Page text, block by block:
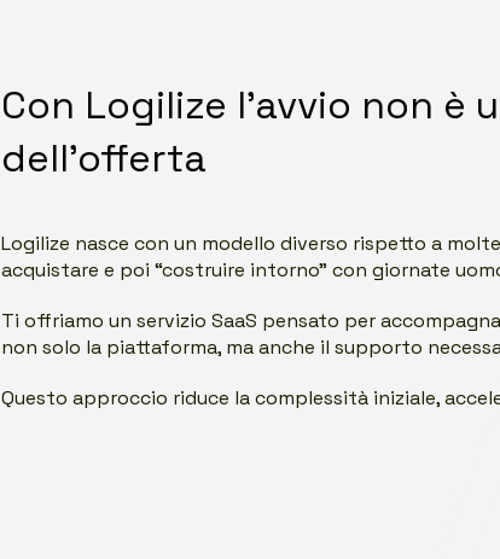
Con Logilize l’avvio non
dell’offerta
Logilize nasce con un modello diverso rispetto a
acquistare e poi “costruire intorno” con giornate
Ti offriamo un servizio SaaS pensato per
non solo la piattaforma, ma anche il supporto
Questo approccio riduce la complessità iniziale,